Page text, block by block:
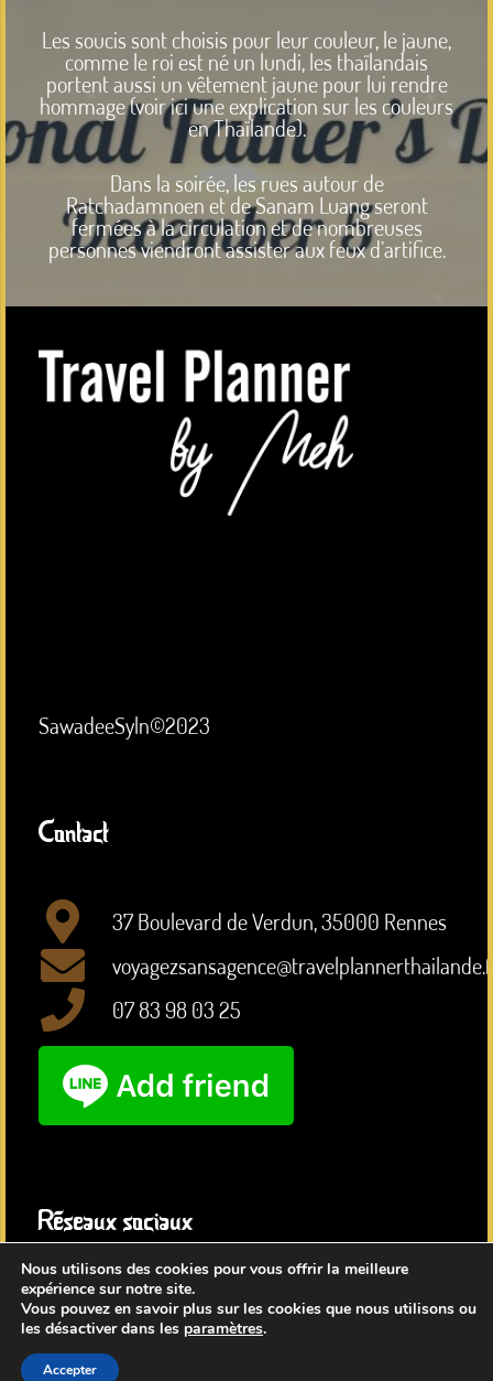
Les soucis sont choisis pour leur couleur, le jaune,
comme le roi est né un lundi, les thaïlandais
portent aussi un vêtement jaune pour lui rendre
hommage (voir ici une explication sur les couleurs
en Thaïlande).
Dans la soirée, les rues autour de
Ratchadamnoen et de Sanam Luang seront
fermées à la circulation et de nombreuses
personnes viendront assister aux feux d’artifice.
SawadeeSyln©2023
Contact
37 Boulevard de Verdun, 35000 Rennes
07 83 98 03 25
Réseaux sociaux
Nous utilisons des cookies pour vous offrir la meilleure
expérience sur notre site.
Vous pouvez en savoir plus sur les cookies que nous utilisons ou
les désactiver dans les paramètres.
Accepter